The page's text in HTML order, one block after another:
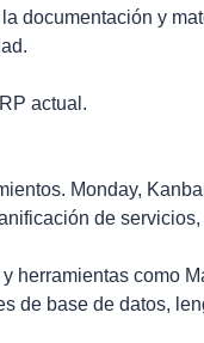
documentación y
actual.
Monday,
de
herramientas como
de base de datos,